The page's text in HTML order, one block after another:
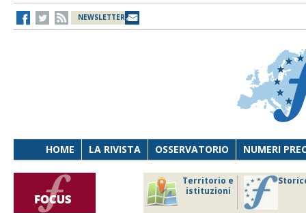
NEWSLETTER
HOME LA RIVISTA OSSERVATORIO NUMERI
Territorio e
istituzioni